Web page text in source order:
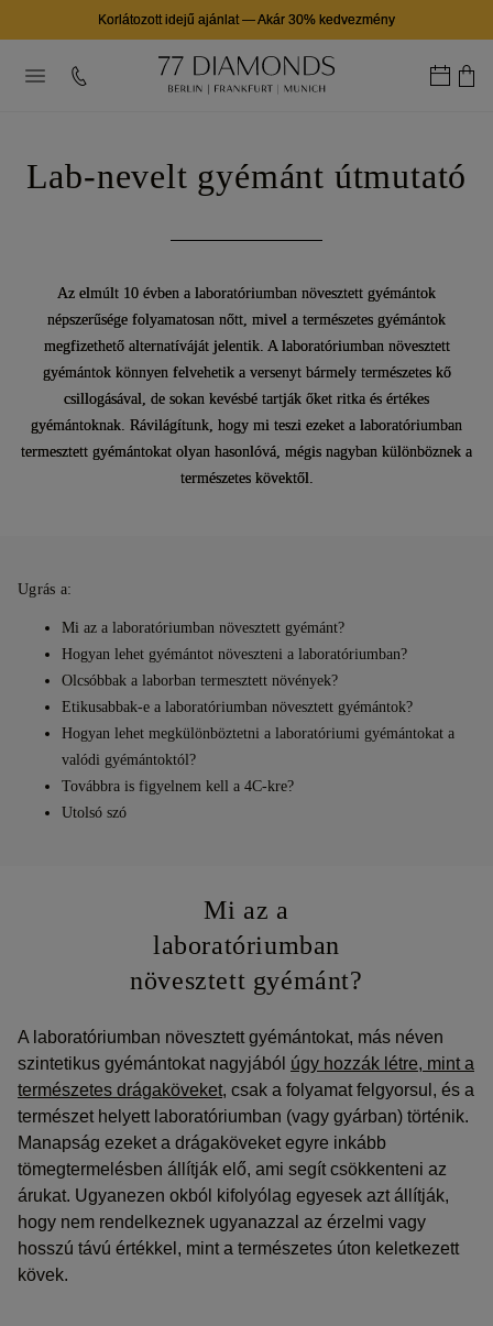
Korlátozott idejű ajánlat—Akár 30% kedvezmény
Lab-nevelt gyémánt útmutató
Az elmúlt 10 évben a laboratóriumban növesztett gyémántok
népszerűsége folyamatosan nőtt, mivel a természetes gyémántok
megfizethető alternatíváját jelentik. A laboratóriumban növesztett
gyémántok könnyen felvehetik a versenyt bármely természetes kő
csillogásával, de sokan kevésbé tartják őket ritka és értékes
gyémántoknak. Rávilágítunk, hogy mi teszi ezeket a laboratóriumban
termesztett gyémántokat olyan hasonlóvá, mégis nagyban különböznek a
természetes kövektől.
Ugrás a:
Mi az a laboratóriumban növesztett gyémánt?
Hogyan lehet gyémántot növeszteni a laboratóriumban?
Olcsóbbak a laborban termesztett növények?
Etikusabbak-e a laboratóriumban növesztett gyémántok?
Hogyan lehet megkülönböztetni a laboratóriumi gyémántokat a
valódi gyémántoktól?
Továbbra is figyelnem kell a 4C-kre?
Utolsó szó
Mi az a
laboratóriumban
növesztett gyémánt?
A laboratóriumban növesztett gyémántokat, más néven
szintetikus gyémántokat nagyjából úgy hozzák létre, mint a
természetes drágaköveket, csak a folyamat felgyorsul, és a
természet helyett laboratóriumban (vagy gyárban) történik.
Manapság ezeket a drágaköveket egyre inkább
tömegtermelésben állítják elő, ami segít csökkenteni az
árukat. Ugyanezen okból kifolyólag egyesek azt állítják,
hogy nem rendelkeznek ugyanazzal az érzelmi vagy
hosszú távú értékkel, mint a természetes úton keletkezett
kövek.